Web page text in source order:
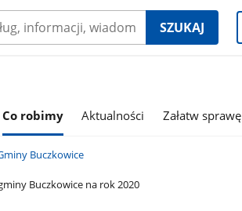
SZUKAJ
Co robimy Aktualności Załatw sprawę
Buczkowice
Buczkowice na rok 2020